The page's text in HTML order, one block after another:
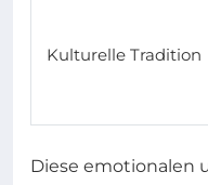
Kulturelle Tradition
Diese emotionalen